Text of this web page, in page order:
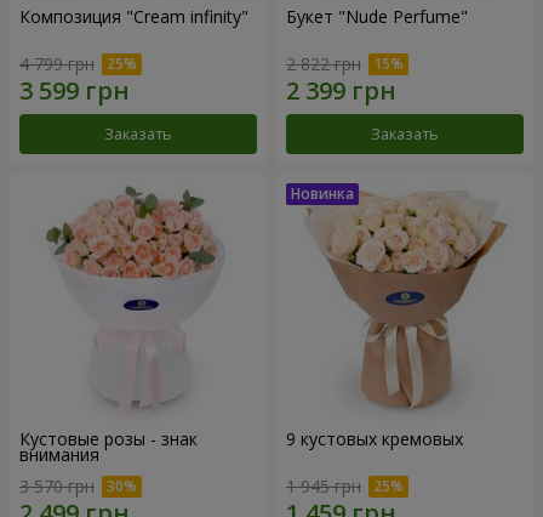
Композиция "Cream infinity"
4 799 грн
Заказать
Букет "Nude Perfume"
2 822 грн
Заказать
Кустовые розы - знак
внимания
3 570 грн
9 кустовых кремовых
1 945 грн